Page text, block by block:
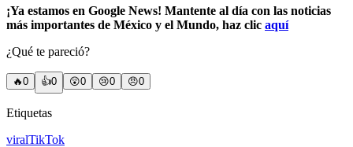
¡Ya estamos en Google News! Mantente al día con las noticias
más importantes de México y el Mundo, haz clic aquí
¿Qué te pareció?
🔥0 👍0 😲0 😢0 😠0
Etiquetas
viralTikTok